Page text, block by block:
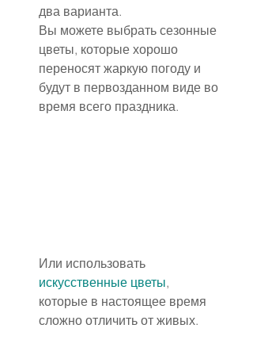
два варианта.
Вы можете выбрать сезонные
цветы, которые хорошо
переносят жаркую погоду и
будут в первозданном виде во
время всего праздника.
Или использовать
искусственные цветы,
которые в настоящее время
сложно отличить от живых.